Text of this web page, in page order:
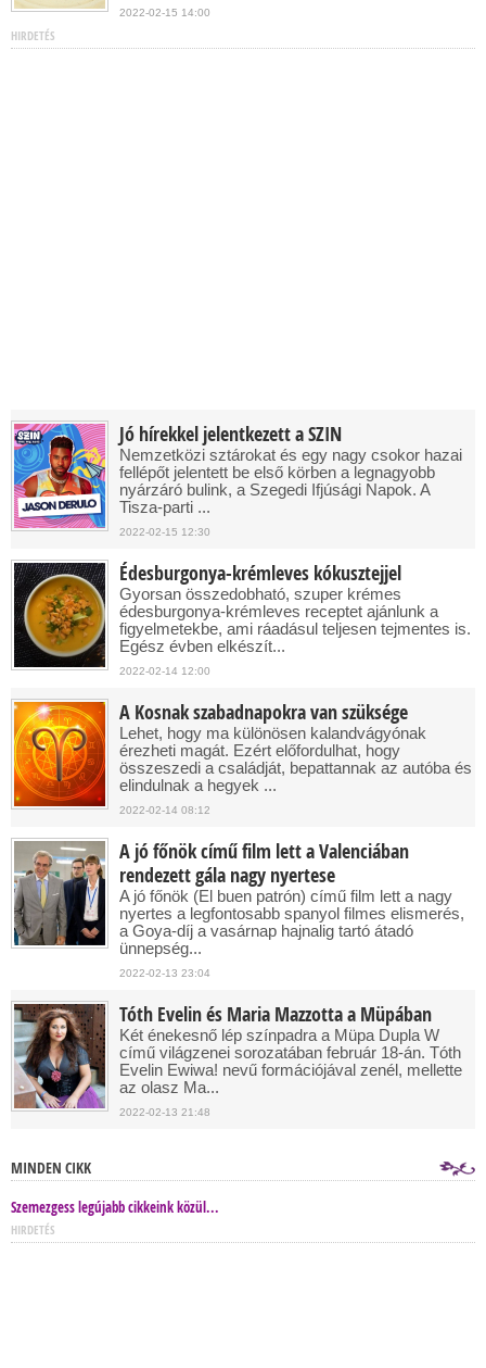
2022-02-15 14:00
HIRDETÉS
Jó hírekkel jelentkezett a SZIN
Nemzetközi sztárokat és egy nagy csokor hazai
fellépőt jelentett be első körben a legnagyobb
nyárzáró bulink, a Szegedi Ifjúsági Napok. A
Tisza-parti ...
2022-02-15 12:30
Édesburgonya-krémleves kókusztejjel
Gyorsan összedobható, szuper krémes
édesburgonya-krémleves receptet ajánlunk a
figyelmetekbe, ami ráadásul teljesen tejmentes is.
Egész évben elkészít...
2022-02-14 12:00
A Kosnak szabadnapokra van szüksége
Lehet, hogy ma különösen kalandvágyónak
érezheti magát. Ezért előfordulhat, hogy
összeszedi a családját, bepattannak az autóba és
elindulnak a hegyek ...
2022-02-14 08:12
A jó főnök című film lett a Valenciában
rendezett gála nagy nyertese
A jó főnök (El buen patrón) című film lett a nagy
nyertes a legfontosabb spanyol filmes elismerés,
a Goya-díj a vasárnap hajnalig tartó átadó
ünnepség...
2022-02-13 23:04
Tóth Evelin és Maria Mazzotta a Müpában
Két énekesnő lép színpadra a Müpa Dupla W
című világzenei sorozatában február 18-án. Tóth
Evelin Ewiwa! nevű formációjával zenél, mellette
az olasz Ma...
2022-02-13 21:48
MINDEN CIKK
Szemezgess legújabb cikkeink közül...
HIRDETÉS